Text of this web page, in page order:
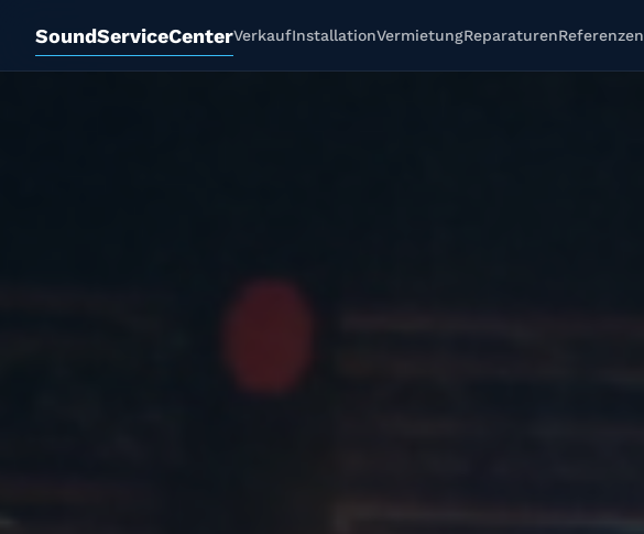
SoundServiceCenterVerkaufInstallationVermietungReparaturenReferenzen